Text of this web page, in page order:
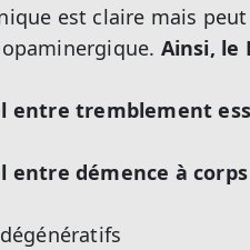
est claire mais
Ainsi, le
entre tremblement
démence à